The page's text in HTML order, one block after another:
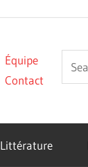
Search
for:
Équipe
Contact
Littérature